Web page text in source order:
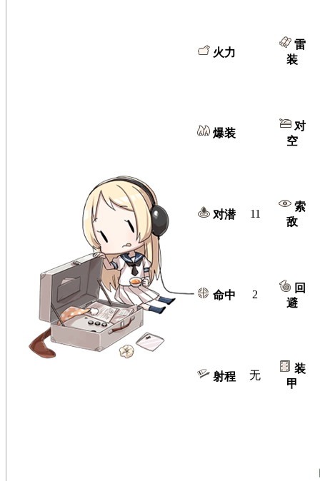
火力
雷
装
爆装
对
空
对潜 11
索
敌
命中 2
回
避
射程 无
装
甲